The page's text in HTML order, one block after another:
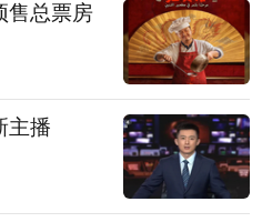
售总票房
主播